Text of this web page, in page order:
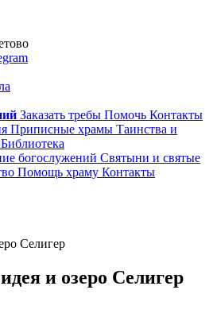
Заказать требы Помочь Контакты
Приписные храмы Таинства и
Библиотека
богослужений Святыни и святые
Помощь храму Контакты
Селигер
и озеро Селигер